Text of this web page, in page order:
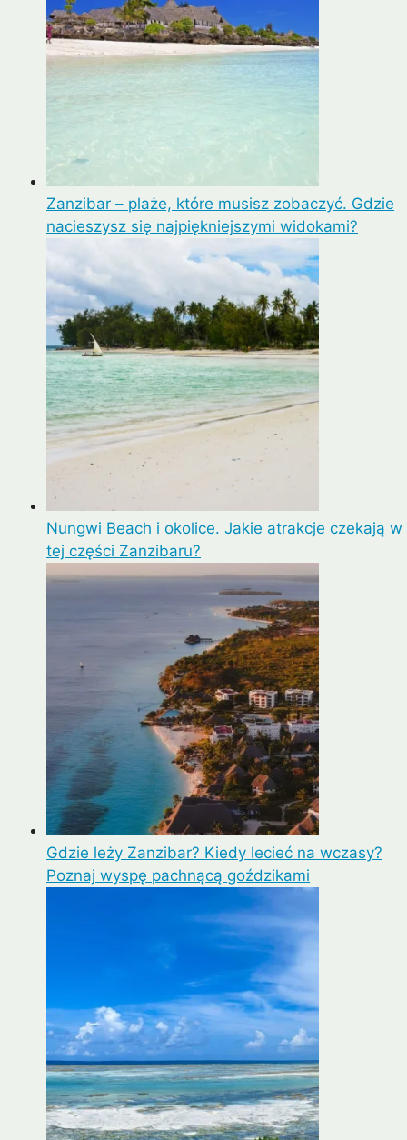
Zanzibar – plaże, które musisz zobaczyć. Gdzie
nacieszysz się najpiękniejszymi widokami?
Nungwi Beach i okolice. Jakie atrakcje czekają w
tej części Zanzibaru?
Gdzie leży Zanzibar? Kiedy lecieć na wczasy?
Poznaj wyspę pachnącą goździkami